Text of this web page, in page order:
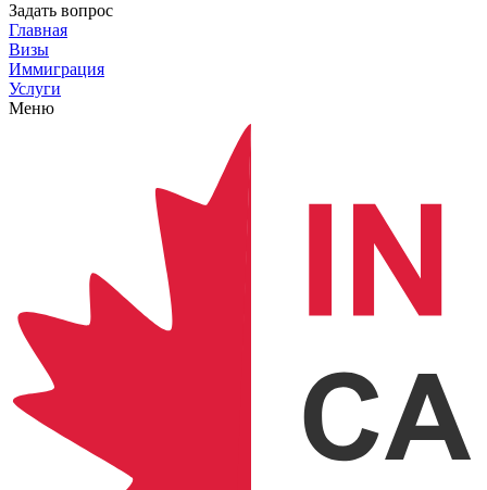
Задать вопрос
Главная
Визы
Иммиграция
Услуги
Меню